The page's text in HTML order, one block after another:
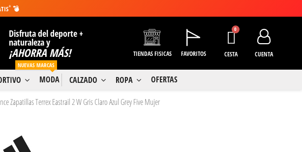
* 💣
Disfruta del deporte +
naturaleza y
¡AHORRA MÁS! TIENDAS FISICAS FAVORITOS CESTA CUENTA
MODA
NUEVAS MARCAS
CALZADO ROPA OFERTAS
Zapatillas Terrex Eastrail 2 W Gris Claro Azul Grey Five Mujer